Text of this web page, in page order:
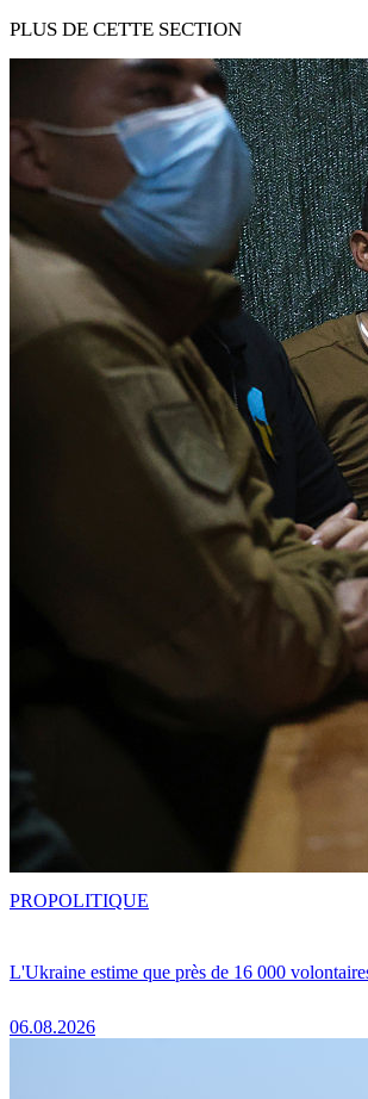
PLUS DE CETTE SECTION
L'Ukraine estime que près de 16 000
06.08.2026
PROPOLITIQUE